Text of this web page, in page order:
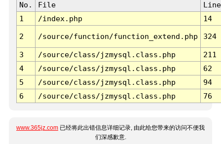
No. File
Line
1
/index.php 14
2 /source/function/function_extend.php 324
3 /source/class/jzmysql.class.php
211
4
/source/class/jzmysql.class.php
62
5
/source/class/jzmysql.class.php
94
6
/source/class/jzmysql.class.php 76
www.365jz.com 已经将此出错信息详细记录, 由此给您带来的访问不便我
们深感歉意.